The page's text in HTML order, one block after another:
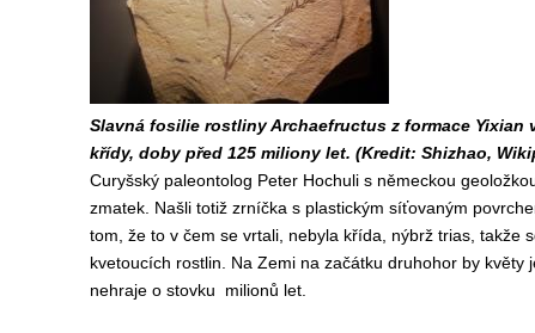
Slavná fosilie rostliny Archaefructus z formace
křídy, doby před 125 miliony let. (Kredit: Shizhao,
Curyšský paleontolog Peter Hochuli s německou
zmatek. Našli totiž zrníčka s plastickým síťovaným
tom, že to v čem se vrtali, nebyla křída, nýbrž trias, takže
kvetoucích rostlin. Na Zemi na začátku druhohor by
nehraje o stovku milionů let.